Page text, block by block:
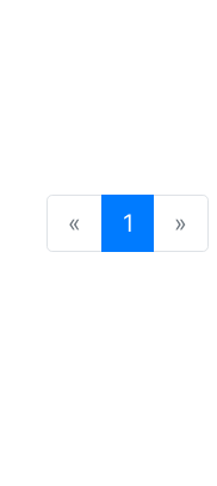
« 1 (current)
»